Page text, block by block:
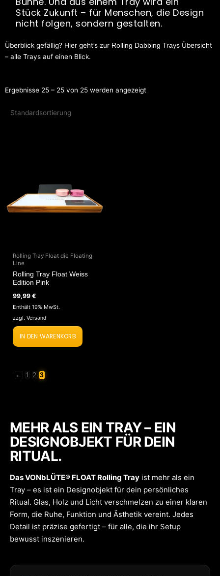
Stück Zukunft – für Menschen, die Design
nicht folgen, sondern gestalten.
Überblick gefällig? Hier geht’s zur Rolling Dabbing Trays Übersicht
– alle Trays auf einen Blick.
Ergebnisse 25 – 25 von 25 werden angezeigt
Rolling Tray Float die Floating
Line
Rolling Tray Float Weiss
Edition Pink
99,99€
Enthält 19% MwSt.
zzgl.Versand
IN DEN WARENKORB
← 1 2 3
MEHR ALS EIN TRAY – EIN
DESIGNOBJEKT FÜR DEIN
RITUAL.
Das VONbLÜTE® FLOAT Rolling Tray ist mehr als ein
Tray – es ist ein Designobjekt für dein persönliches
Ritual. Glas, Holz und Licht verschmelzen zu einer klaren
Form, die Ruhe, Funktion und Ästhetik vereint. Jedes
Detail ist präzise gefertigt – für alle, die ihr Setup
bewusst inszenieren.